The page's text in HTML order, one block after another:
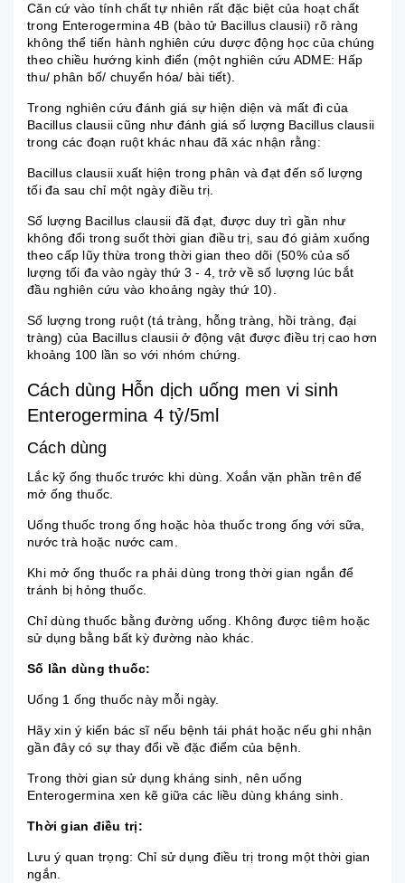
Căn cứ vào tính chất tự nhiên rất đặc biệt của hoạt chất
trong Enterogermina 4B (bào tử Bacillus clausii) rõ ràng
không thể tiến hành nghiên cứu dược động học của chúng
theo chiều hướng kinh điển (một nghiên cứu ADME: Hấp
thu/ phân bố/ chuyển hóa/ bài tiết).
Trong nghiên cứu đánh giá sự hiện diện và mất đi của
Bacillus clausii cũng như đánh giá số lượng Bacillus clausii
trong các đoạn ruột khác nhau đã xác nhận rằng:
Bacillus clausii xuất hiện trong phân và đạt đến số lượng
tối đa sau chỉ một ngày điều trị.
Số lượng Bacillus clausii đã đạt, được duy trì gần như
không đổi trong suốt thời gian điều trị, sau đó giảm xuống
theo cấp lũy thừa trong thời gian theo dõi (50% của số
lượng tối đa vào ngày thứ 3 - 4, trở về số lượng lúc bắt
đầu nghiên cứu vào khoảng ngày thứ 10).
Số lượng trong ruột (tá tràng, hỗng tràng, hồi tràng, đại
tràng) của Bacillus clausii ở động vật được điều trị cao hơn
khoảng 100 lần so với nhóm chứng.
Cách dùng Hỗn dịch uống men vi sinh
Enterogermina 4 tỷ/5ml
Cách dùng
Lắc kỹ ống thuốc trước khi dùng. Xoắn vặn phần trên để
mở ống thuốc.
Uống thuốc trong ống hoặc hòa thuốc trong ống với sữa,
nước trà hoặc nước cam.
Khi mở ống thuốc ra phải dùng trong thời gian ngắn để
tránh bị hỏng thuốc.
Chỉ dùng thuốc bằng đường uống. Không được tiêm hoặc
sử dụng bằng bất kỳ đường nào khác.
Số lần dùng thuốc:
Uống 1 ống thuốc này mỗi ngày.
Hãy xin ý kiến bác sĩ nếu bệnh tái phát hoặc nếu ghi nhận
gần đây có sự thay đổi về đặc điểm của bệnh.
Trong thời gian sử dụng kháng sinh, nên uống
Enterogermina xen kẽ giữa các liều dùng kháng sinh.
Thời gian điều trị:
Lưu ý quan trọng: Chỉ sử dụng điều trị trong một thời gian
ngắn.